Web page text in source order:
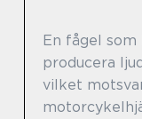
En fågel
producera
vilket